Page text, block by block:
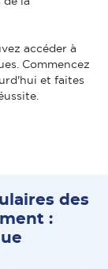
accéder à
Commencez
et faites
des
: